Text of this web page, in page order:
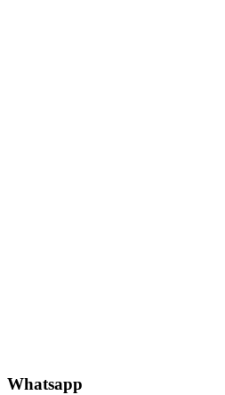
Whatsapp